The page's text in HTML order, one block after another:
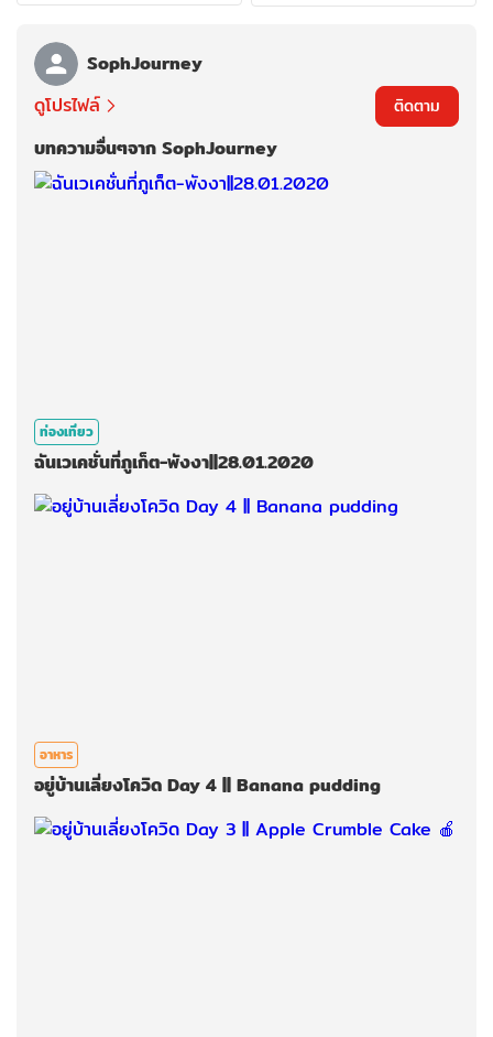
SophJourney
ดูโปรไฟล์
ติดตาม
บทความอื่นๆจาก SophJourney
ท่องเที่ยว
ฉันเวเคชั่นที่ภูเก็ต-พังงา||28.01.2020
อาหาร
อยู่บ้านเลี่ยงโควิด Day 4 || Banana pudding